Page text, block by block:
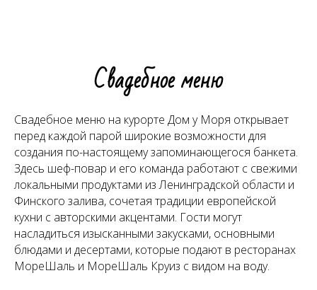
Свадебное меню
Свадебное меню на курорте Дом у Моря открывает
перед каждой парой широкие возможности для
создания по-настоящему запоминающегося банкета.
Здесь шеф-повар и его команда работают с свежими
локальными продуктами из Ленинградской области и
Финского залива, сочетая традиции европейской
кухни с авторскими акцентами. Гости могут
насладиться изысканными закусками, основными
блюдами и десертами, которые подают в ресторанах
МореШаль и МореШаль Круиз с видом на воду.